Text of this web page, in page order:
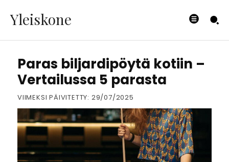
Yleiskone
PALLOILU
Paras biljardipöytä kotiin –
Vertailussa 5 parasta
VIIMEKSI PÄIVITETTY: 29/07/2025